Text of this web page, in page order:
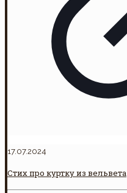
17.07.2024
Стих про куртку из вельвета